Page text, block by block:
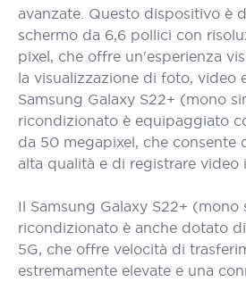
avanzate. Questo dispositivo è
schermo da 6,6 pollici con
pixel, che offre un'esperienza
la visualizzazione di foto, video
Samsung Galaxy S22+ (mono
ricondizionato è equipaggiato
da 50 megapixel, che consente
alta qualità e di registrare video
Il Samsung Galaxy S22+ (mono
ricondizionato è anche dotato
5G, che offre velocità di
estremamente elevate e una